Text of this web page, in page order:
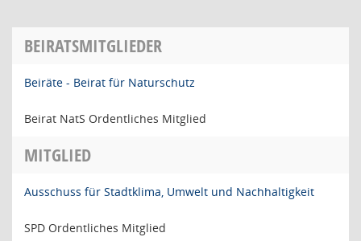
BEIRATSMITGLIEDER
Beiräte - Beirat für Naturschutz
Beirat NatS Ordentliches Mitglied
MITGLIED
Ausschuss für Stadtklima, Umwelt und Nachhaltigkeit
SPD Ordentliches Mitglied